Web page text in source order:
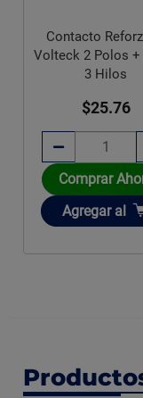
Contacto
Volteck 2 Polos +
3 Hilos
$25.76
Comprar
Añadir
Agregar al